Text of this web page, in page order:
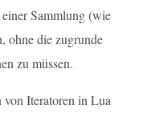
Sammlung (wie
ohne die zugrunde
zu müssen.
von Iteratoren in Lua